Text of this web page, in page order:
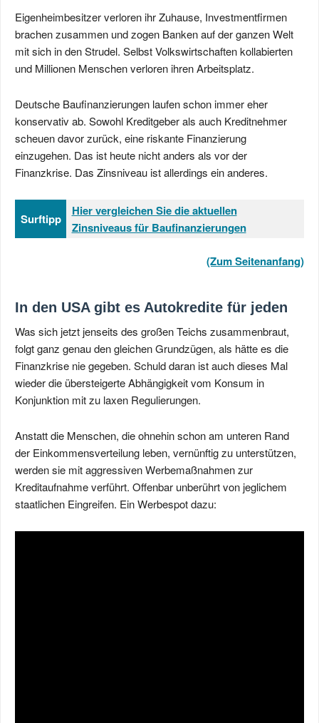
Eigenheimbesitzer verloren ihr Zuhause, Investmentfirmen
brachen zusammen und zogen Banken auf der ganzen Welt
mit sich in den Strudel. Selbst Volkswirtschaften kollabierten
und Millionen Menschen verloren ihren Arbeitsplatz.
Deutsche Baufinanzierungen laufen schon immer eher
konservativ ab. Sowohl Kreditgeber als auch Kreditnehmer
scheuen davor zurück, eine riskante Finanzierung
einzugehen. Das ist heute nicht anders als vor der
Finanzkrise. Das Zinsniveau ist allerdings ein anderes.
Surftipp
Hier vergleichen Sie die aktuellen
Zinsniveaus für Baufinanzierungen
(Zum Seitenanfang)
In den USA gibt es Autokredite für jeden
Was sich jetzt jenseits des großen Teichs zusammenbraut,
folgt ganz genau den gleichen Grundzügen, als hätte es die
Finanzkrise nie gegeben. Schuld daran ist auch dieses Mal
wieder die übersteigerte Abhängigkeit vom Konsum in
Konjunktion mit zu laxen Regulierungen.
Anstatt die Menschen, die ohnehin schon am unteren Rand
der Einkommensverteilung leben, vernünftig zu unterstützen,
werden sie mit aggressiven Werbemaßnahmen zur
Kreditaufnahme verführt. Offenbar unberührt von jeglichem
staatlichen Eingreifen. Ein Werbespot dazu: